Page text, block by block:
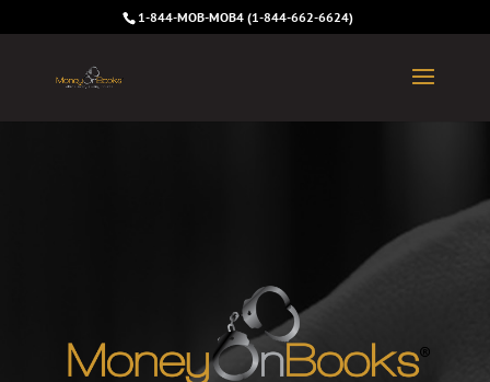
1-844-MOB-MOB4 (1-844-662-6624)